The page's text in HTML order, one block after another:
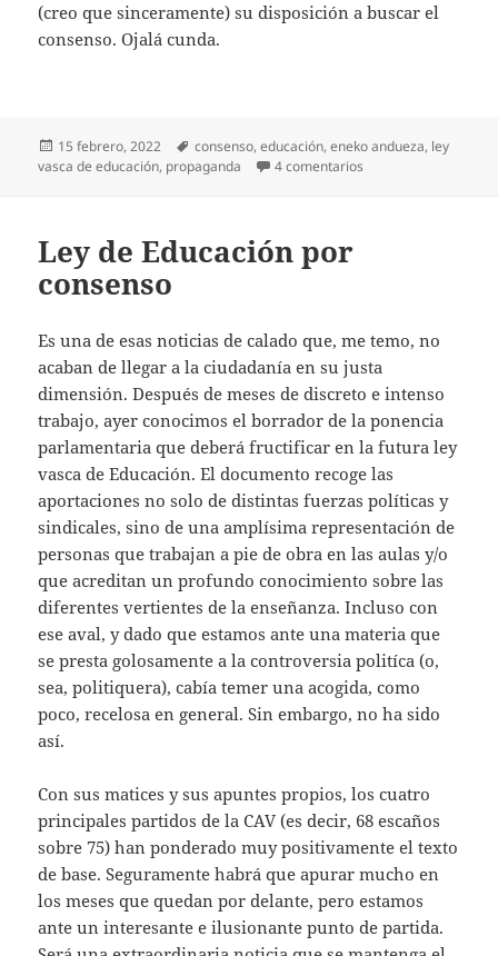
(creo que sinceramente) su disposición a buscar el
consenso. Ojalá cunda.
Publicado
el
15 febrero, 2022 Etiquetas
consenso,educación,eneko andueza, ley
vasca de educación, propaganda 4 comentarios
Ley de Educación por
consenso
Es una de esas noticias de calado que, me temo, no
acaban de llegar a la ciudadanía en su justa
dimensión. Después de meses de discreto e intenso
trabajo, ayer conocimos el borrador de la ponencia
parlamentaria que deberá fructificar en la futura ley
vasca de Educación. El documento recoge las
aportaciones no solo de distintas fuerzas políticas y
sindicales, sino de una amplísima representación de
personas que trabajan a pie de obra en las aulas y/o
que acreditan un profundo conocimiento sobre las
diferentes vertientes de la enseñanza. Incluso con
ese aval, y dado que estamos ante una materia que
se presta golosamente a la controversia politíca (o,
sea, politiquera), cabía temer una acogida, como
poco, recelosa en general. Sin embargo, no ha sido
así.
Con sus matices y sus apuntes propios, los cuatro
principales partidos de la CAV (es decir, 68 escaños
sobre 75) han ponderado muy positivamente el texto
de base. Seguramente habrá que apurar mucho en
los meses que quedan por delante, pero estamos
ante un interesante e ilusionante punto de partida.